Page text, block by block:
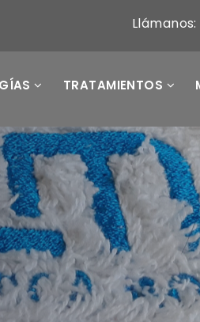
TRATAMIENTOS